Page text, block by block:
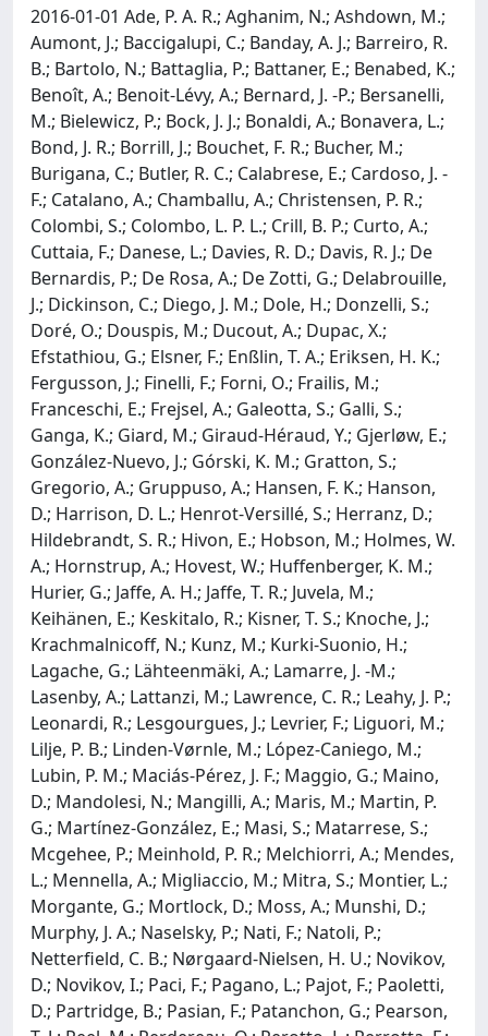
2016-01-01 Ade, P. A. R.; Aghanim, N.; Ashdown, M.;
Aumont, J.; Baccigalupi, C.; Banday, A. J.; Barreiro, R.
B.; Bartolo, N.; Battaglia, P.; Battaner, E.; Benabed, K.;
Benoît, A.; Benoit-Lévy, A.; Bernard, J. -P.; Bersanelli,
M.; Bielewicz, P.; Bock, J. J.; Bonaldi, A.; Bonavera, L.;
Bond, J. R.; Borrill, J.; Bouchet, F. R.; Bucher, M.;
Burigana, C.; Butler, R. C.; Calabrese, E.; Cardoso, J. -
F.; Catalano, A.; Chamballu, A.; Christensen, P. R.;
Colombi, S.; Colombo, L. P. L.; Crill, B. P.; Curto, A.;
Cuttaia, F.; Danese, L.; Davies, R. D.; Davis, R. J.; De
Bernardis, P.; De Rosa, A.; De Zotti, G.; Delabrouille,
J.; Dickinson, C.; Diego, J. M.; Dole, H.; Donzelli, S.;
Doré, O.; Douspis, M.; Ducout, A.; Dupac, X.;
Efstathiou, G.; Elsner, F.; Enßlin, T. A.; Eriksen, H. K.;
Fergusson, J.; Finelli, F.; Forni, O.; Frailis, M.;
Franceschi, E.; Frejsel, A.; Galeotta, S.; Galli, S.;
Ganga, K.; Giard, M.; Giraud-Héraud, Y.; Gjerløw, E.;
González-Nuevo, J.; Górski, K. M.; Gratton, S.;
Gregorio, A.; Gruppuso, A.; Hansen, F. K.; Hanson,
D.; Harrison, D. L.; Henrot-Versillé, S.; Herranz, D.;
Hildebrandt, S. R.; Hivon, E.; Hobson, M.; Holmes, W.
A.; Hornstrup, A.; Hovest, W.; Huffenberger, K. M.;
Hurier, G.; Jaffe, A. H.; Jaffe, T. R.; Juvela, M.;
Keihänen, E.; Keskitalo, R.; Kisner, T. S.; Knoche, J.;
Krachmalnicoff, N.; Kunz, M.; Kurki-Suonio, H.;
Lagache, G.; Lähteenmäki, A.; Lamarre, J. -M.;
Lasenby, A.; Lattanzi, M.; Lawrence, C. R.; Leahy, J. P.;
Leonardi, R.; Lesgourgues, J.; Levrier, F.; Liguori, M.;
Lilje, P. B.; Linden-Vørnle, M.; López-Caniego, M.;
Lubin, P. M.; Maciás-Pérez, J. F.; Maggio, G.; Maino,
D.; Mandolesi, N.; Mangilli, A.; Maris, M.; Martin, P.
G.; Martínez-González, E.; Masi, S.; Matarrese, S.;
Mcgehee, P.; Meinhold, P. R.; Melchiorri, A.; Mendes,
L.; Mennella, A.; Migliaccio, M.; Mitra, S.; Montier, L.;
Morgante, G.; Mortlock, D.; Moss, A.; Munshi, D.;
Murphy, J. A.; Naselsky, P.; Nati, F.; Natoli, P.;
Netterfield, C. B.; Nørgaard-Nielsen, H. U.; Novikov,
D.; Novikov, I.; Paci, F.; Pagano, L.; Pajot, F.; Paoletti,
D.; Partridge, B.; Pasian, F.; Patanchon, G.; Pearson,